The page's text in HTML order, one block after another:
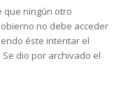
que ningún otro
no debe acceder
éste intentar el
dio por archivado el